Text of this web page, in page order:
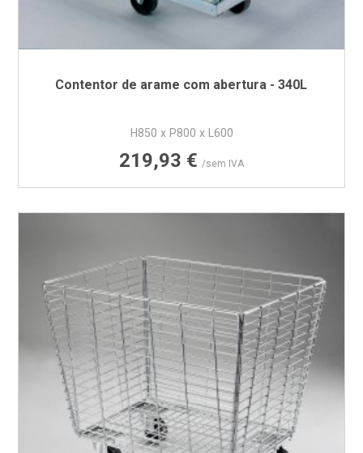
Contentor de arame com abertura - 340L
H850 x P800 x L600
Preço
219,93 € /sem IVA